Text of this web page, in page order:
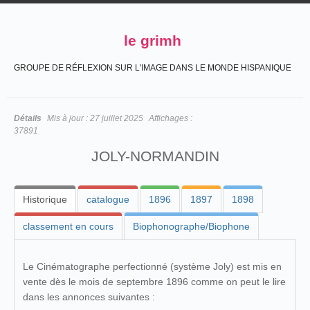
le grimh
GROUPE DE RÉFLEXION SUR L'IMAGE DANS LE MONDE HISPANIQUE
Détails Mis à jour : 27 juillet 2025 Affichages :
37891
JOLY-NORMANDIN
Historique catalogue 1896 1897 1898
classement en cours Biophonographe/Biophone
Le Cinématographe perfectionné (système Joly) est mis en
vente dès le mois de septembre 1896 comme on peut le lire
dans les annonces suivantes :